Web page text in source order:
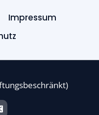
Impressum